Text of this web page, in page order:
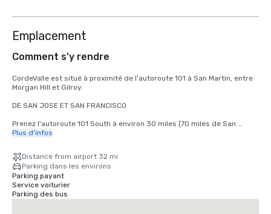
Emplacement
Comment s'y rendre
CordeValle est situé à proximité de l'autoroute 101 à San Martin, entre
Morgan Hill et Gilroy.
DE SAN JOSE ET SAN FRANCISCO
Prenez l'autoroute 101 South à environ 30 miles (70 miles de San
Francisco) jusqu'à la sortie San Martin Avenue. Prenez la sortie San
(Monterey Road). Tournez à gauche au feu sur Monterey Road. Tournez
à droite au feu suivant sur Highland Avenue. Suivez Highland à travers
Santa Teresa (panneau d'arrêt) en passant par notre porte de garde
pour rejoindre CordeValle.
DEPUIS LA PÉNINSULE DE MONTEREY
Plus d'infos
Distance from airport 32 mi
Parking dans les environs
Parking payant
Service voiturier
Parking des bus